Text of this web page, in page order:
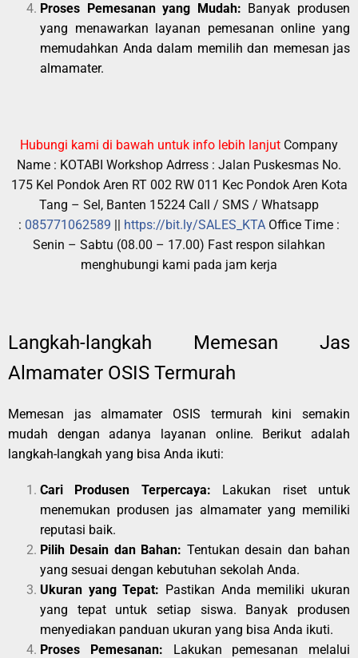
Proses Pemesanan yang Mudah: Banyak produsen
yang menawarkan layanan pemesanan online yang
memudahkan Anda dalam memilih dan memesan jas
almamater.
Hubungi kami di bawah untuk info lebih lanjut Company
Name : KOTABI Workshop Adrress : Jalan Puskesmas No.
175 Kel Pondok Aren RT 002 RW 011 Kec Pondok Aren Kota
Tang – Sel, Banten 15224 Call / SMS / Whatsapp
: 085771062589 || https://bit.ly/SALES_KTA Office Time :
Senin – Sabtu (08.00 – 17.00) Fast respon silahkan
menghubungi kami pada jam kerja
Langkah-langkah Memesan Jas
Almamater OSIS Termurah
Memesan jas almamater OSIS termurah kini semakin
mudah dengan adanya layanan online. Berikut adalah
langkah-langkah yang bisa Anda ikuti:
Cari Produsen Terpercaya: Lakukan riset untuk
menemukan produsen jas almamater yang memiliki
reputasi baik.
Pilih Desain dan Bahan: Tentukan desain dan bahan
yang sesuai dengan kebutuhan sekolah Anda.
Ukuran yang Tepat: Pastikan Anda memiliki ukuran
yang tepat untuk setiap siswa. Banyak produsen
menyediakan panduan ukuran yang bisa Anda ikuti.
Proses Pemesanan: Lakukan pemesanan melalui